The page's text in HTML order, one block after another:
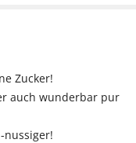
Zucker!
auch wunderbar pur
nussiger!